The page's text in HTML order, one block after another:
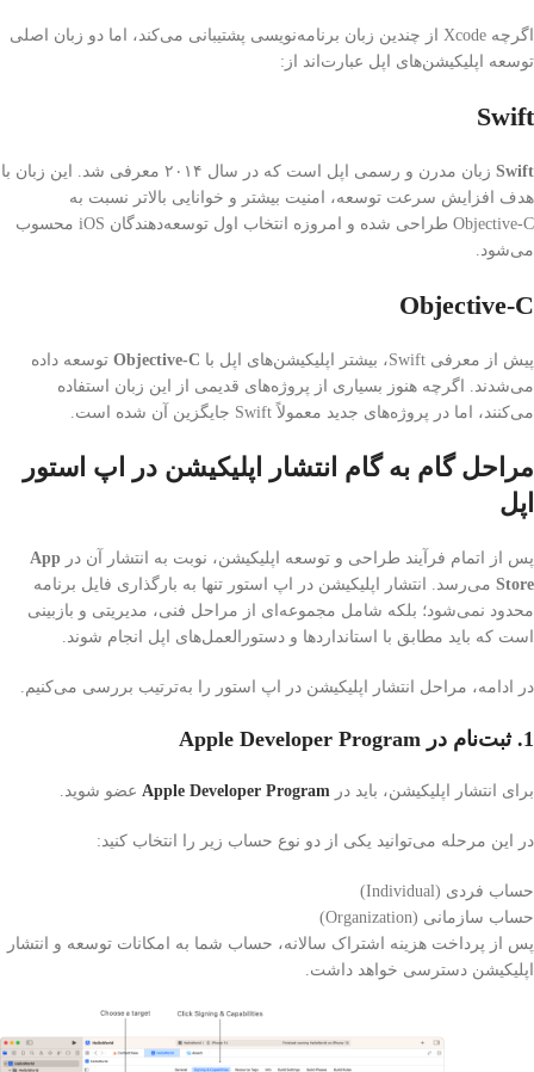
اگرچه Xcode از چندین زبان برنامه‌نویسی پشتیبانی می‌کند، اما دو زبان اصلی
توسعه اپلیکیشن‌های اپل عبارت‌اند از:
Swift
Swift
زبان مدرن و رسمی اپل است که در سال ۲۰۱۴ معرفی شد. این زبان با
هدف افزایش سرعت توسعه، امنیت بیشتر و خوانایی بالاتر نسبت به
Objective-C طراحی شده و امروزه انتخاب اول توسعه‌دهندگان iOS محسوب
می‌شود.
Objective-C
پیش از معرفی Swift، بیشتر اپلیکیشن‌های اپل با Objective-C توسعه داده
می‌شدند. اگرچه هنوز بسیاری از پروژه‌های قدیمی از این زبان استفاده
می‌کنند، اما در پروژه‌های جدید معمولاً Swift جایگزین آن شده است.
مراحل گام به گام انتشار اپلیکیشن در اپ استور
اپل
پس از اتمام فرآیند طراحی و توسعه اپلیکیشن، نوبت به انتشار آن در App
Store می‌رسد. انتشار اپلیکیشن در اپ استور تنها به بارگذاری فایل برنامه
محدود نمی‌شود؛ بلکه شامل مجموعه‌ای از مراحل فنی، مدیریتی و بازبینی
است که باید مطابق با استانداردها و دستورالعمل‌های اپل انجام شوند.
در ادامه، مراحل انتشار اپلیکیشن در اپ استور را به‌ترتیب بررسی می‌کنیم.
1. ثبت‌نام در Apple Developer Program
برای انتشار اپلیکیشن، باید در Apple Developer Program عضو شوید.
در این مرحله می‌توانید یکی از دو نوع حساب زیر را انتخاب کنید:
حساب فردی (Individual)
حساب سازمانی (Organization)
پس از پرداخت هزینه اشتراک سالانه، حساب شما به امکانات توسعه و انتشار
اپلیکیشن دسترسی خواهد داشت.